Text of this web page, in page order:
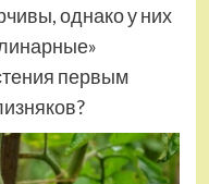
однако у них
первым